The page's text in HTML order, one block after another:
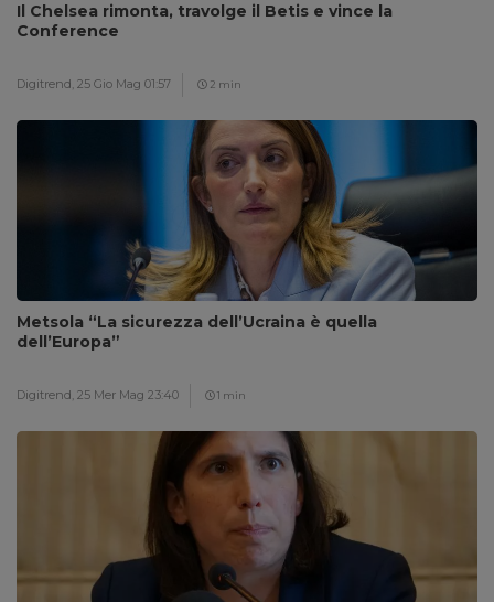
Il Chelsea rimonta, travolge il Betis e vince la
Conference
Digitrend, 25 Gio Mag 01:57 2 min
Metsola “La sicurezza dell’Ucraina è quella
dell’Europa”
Digitrend, 25 Mer Mag 23:40 1 min